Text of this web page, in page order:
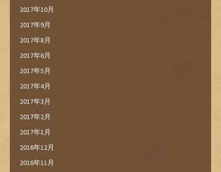
2017年10月
2017年9月
2017年8月
2017年6月
2017年5月
2017年4月
2017年3月
2017年2月
2017年1月
2016年12月
2016年11月